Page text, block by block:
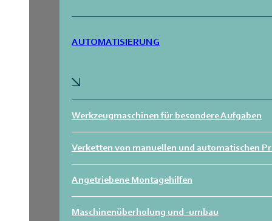
AUTOMATISIERUNG
Werkzeugmaschinen für besondere Aufgaben
Verketten von manuellen und automatischen
Angetriebene Montagehilfen
Maschinenüberholung und -umbau